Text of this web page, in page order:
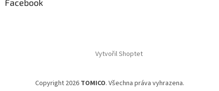
Facebook
Vytvořil Shoptet
Copyright 2026 TOMICO. Všechna práva vyhrazena.